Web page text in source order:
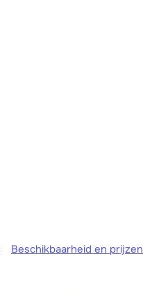
Beschikbaarheid en prijzen